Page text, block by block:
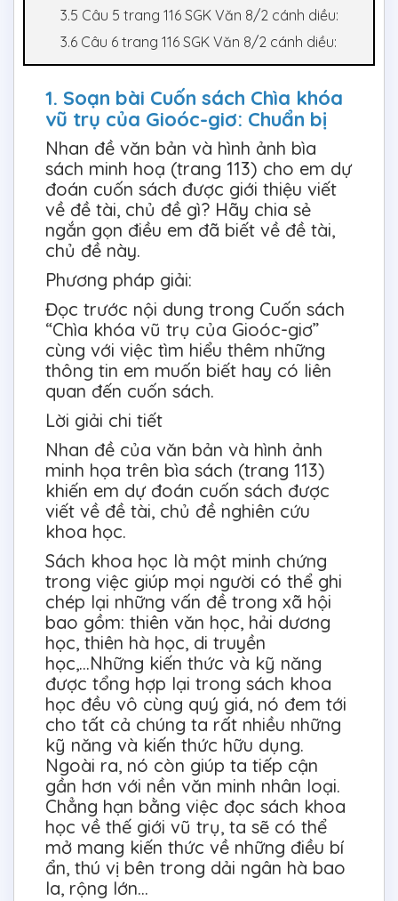
3.5 Câu 5 trang 116 SGK Văn 8/2 cánh diều:
3.6 Câu 6 trang 116 SGK Văn 8/2 cánh diều:
1. Soạn bài Cuốn sách Chìa khóa
vũ trụ của Gioóc-giơ: Chuẩn bị
Nhan đề văn bản và hình ảnh bìa
sách minh hoạ (trang 113) cho em dự
đoán cuốn sách được giới thiệu viết
về đề tài, chủ đề gì? Hãy chia sẻ
ngắn gọn điều em đã biết về đề tài,
chủ đề này.
Phương pháp giải:
Đọc trước nội dung trong Cuốn sách
“Chìa khóa vũ trụ của Gioóc-giơ”
cùng với việc tìm hiểu thêm những
thông tin em muốn biết hay có liên
quan đến cuốn sách.
Lời giải chi tiết
Nhan đề của văn bản và hình ảnh
minh họa trên bìa sách (trang 113)
khiến em dự đoán cuốn sách được
viết về đề tài, chủ đề nghiên cứu
khoa học.
Sách khoa học là một minh chứng
trong việc giúp mọi người có thể ghi
chép lại những vấn đề trong xã hội
bao gồm: thiên văn học, hải dương
học, thiên hà học, di truyền
học,...Những kiến thức và kỹ năng
được tổng hợp lại trong sách khoa
học đều vô cùng quý giá, nó đem tới
cho tất cả chúng ta rất nhiều những
kỹ năng và kiến thức hữu dụng.
Ngoài ra, nó còn giúp ta tiếp cận
gần hơn với nền văn minh nhân loại.
Chẳng hạn bằng việc đọc sách khoa
học về thế giới vũ trụ, ta sẽ có thể
mở mang kiến thức về những điều bí
ẩn, thú vị bên trong dải ngân hà bao
la, rộng lớn…